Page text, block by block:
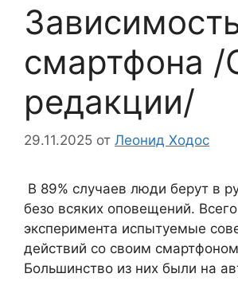
смартфона /
редакции/
29.11.2025 от Леонид Ходос
В 89% случаев люди берут в
безо всяких оповещений.
эксперимента испытуемые
действий со своим
Большинство из них были на